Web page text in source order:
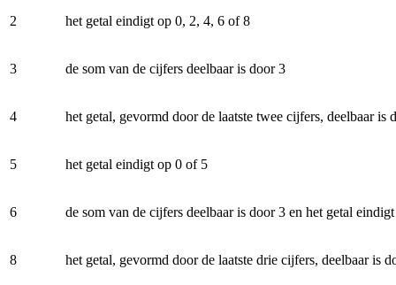
2 het getal eindigt op 0, 2, 4, 6 of 8
3 de som van de cijfers deelbaar is door 3
4 het getal, gevormd door de laatste twee cijfers, deelbaar is
5 het getal eindigt op 0 of 5
6 de som van de cijfers deelbaar is door 3 en het getal
8 het getal, gevormd door de laatste drie cijfers, deelbaar is